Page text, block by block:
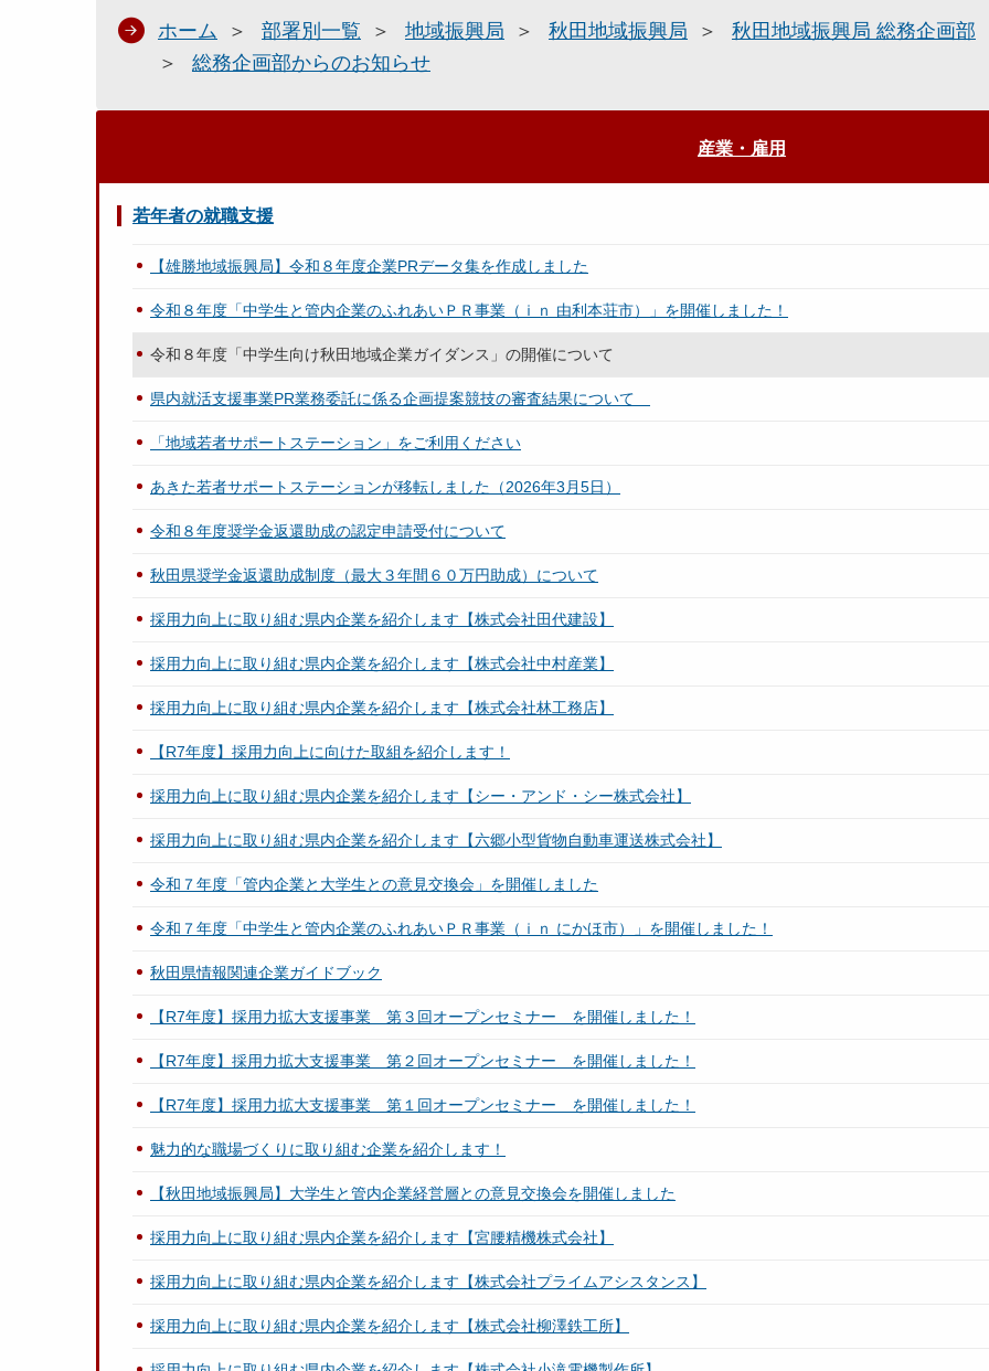
ホーム 部署別一覧 地域振興局 秋田地域振興局
秋田地域振興局 総務企画部
総務企画部からのお知らせ
産業・雇用
若年者の就職支援
【雄勝地域振興局】令和８年度企業PRデータ集を作成しました
令和８年度「中学生と管内企業のふれあいＰＲ事業（ｉｎ 由利本荘市）」を開催しました！
令和８年度「中学生向け秋田地域企業ガイダンス」の開催について
県内就活支援事業PR業務委託に係る企画提案競技の審査結果について
「地域若者サポートステーション」をご利用ください
あきた若者サポートステーションが移転しました（2026年3月5日）
令和８年度奨学金返還助成の認定申請受付について
秋田県奨学金返還助成制度（最大３年間６０万円助成）について
採用力向上に取り組む県内企業を紹介します【株式会社田代建設】
採用力向上に取り組む県内企業を紹介します【株式会社中村産業】
採用力向上に取り組む県内企業を紹介します【株式会社林工務店】
【R7年度】採用力向上に向けた取組を紹介します！
採用力向上に取り組む県内企業を紹介します【シー・アンド・シー株式会社】
採用力向上に取り組む県内企業を紹介します【六郷小型貨物自動車運送株式会社】
令和７年度「管内企業と大学生との意見交換会」を開催しました
令和７年度「中学生と管内企業のふれあいＰＲ事業（ｉｎ にかほ市）」を開催しました！
秋田県情報関連企業ガイドブック
【R7年度】採用力拡大支援事業 第３回オープンセミナー を開催しました！
【R7年度】採用力拡大支援事業 第２回オープンセミナー を開催しました！
【R7年度】採用力拡大支援事業 第１回オープンセミナー を開催しました！
魅力的な職場づくりに取り組む企業を紹介します！
【秋田地域振興局】大学生と管内企業経営層との意見交換会を開催しました
採用力向上に取り組む県内企業を紹介します【宮腰精機株式会社】
採用力向上に取り組む県内企業を紹介します【株式会社プライムアシスタンス】
採用力向上に取り組む県内企業を紹介します【株式会社柳澤鉄工所】